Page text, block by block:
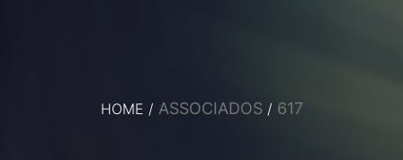
HOME / ASSOCIADOS / 617